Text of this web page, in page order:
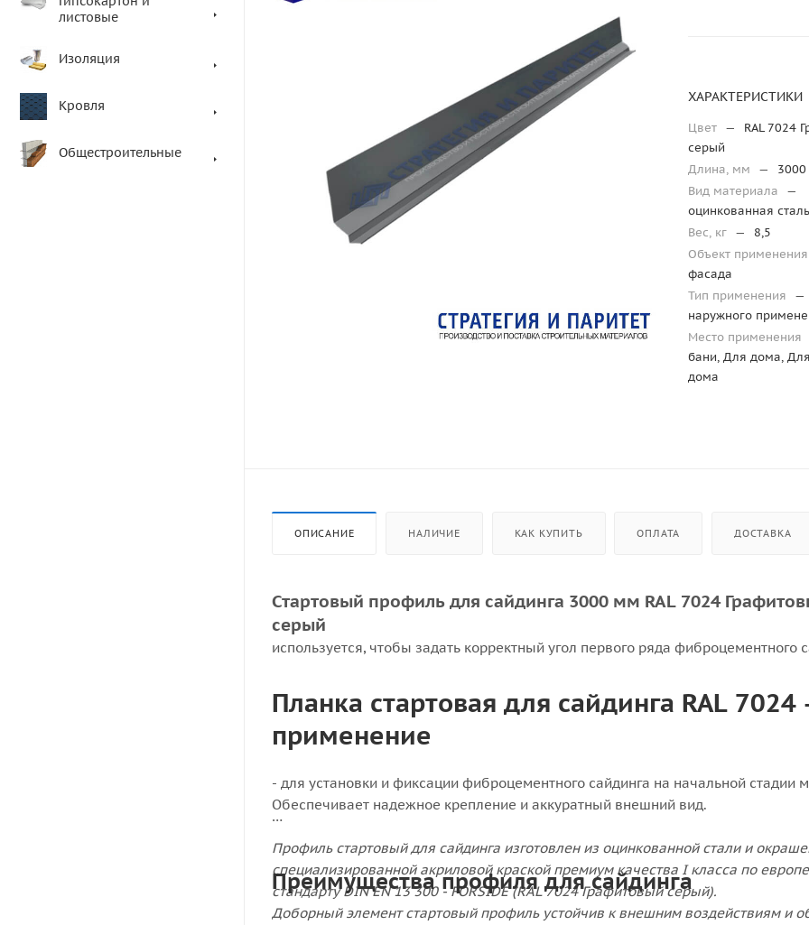
листовые
Изоляция
Кровля
Общестроительные
ХАРАКТЕРИСТИКИ
Цвет —
RAL 7024
серый
Длина, мм
—
3000
Вид материала
—
оцинкованная сталь
Вес, кг —
8,5
Объект применения
фасада
Тип применения
—
наружного
Место применения
бани, Для дома,
дома
ОПИСАНИЕ НАЛИЧИЕ КАК КУПИТЬ ОПЛАТА ДОСТАВКА
Стартовый профиль для сайдинга 3000 мм RAL 7024
серый
используется, чтобы задать корректный угол первого ряда фиброцементного
Планка стартовая для сайдинга RAL 7024
применение
- для установки и фиксации фиброцементного сайдинга на начальной стадии
Обеспечивает надежное крепление и аккуратный внешний вид.
Профиль стартовый для сайдинга изготовлен из оцинкованной стали и
специализированной акриловой краской премиум качества I класса по
стандарту DIN EN 13 300 - FORSIDE (RAL 7024 Графитовый серый).
Доборный элемент стартовый профиль устойчив к внешним воздействиям и
Преимущества профиля для сайдинга